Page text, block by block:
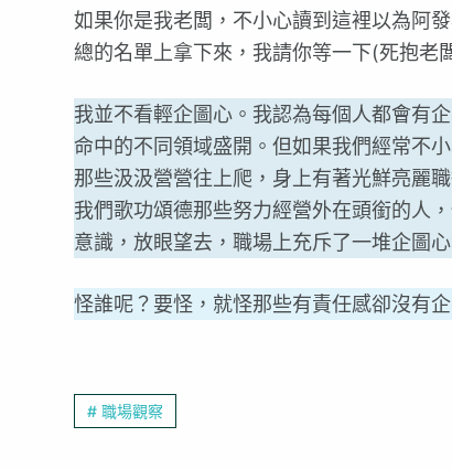
如果你是我老闆，不小心讀到這裡以為阿
總的名單上拿下來，我請你等一下(死抱老
我並不看輕企圖心。我認為每個人都會有
命中的不同領域盛開。但如果我們經常不
那些汲汲營營往上爬，身上有著光鮮亮麗
我們歌功頌德那些努力經營外在頭銜的人
意識，放眼望去，職場上充斥了一堆企圖
怪誰呢？要怪，就怪那些有責任感卻沒有
# 職場觀察